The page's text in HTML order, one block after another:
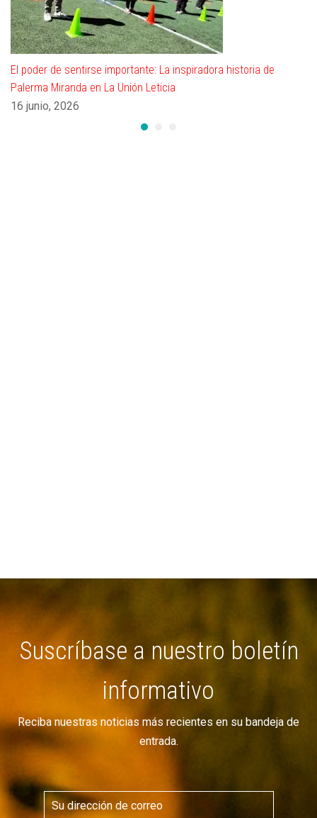
El poder de sentirse importante: La inspiradora historia de
Palerma Miranda en La Unión Leticia
16 junio, 2026
Suscríbase a nuestro boletín
informativo
Reciba nuestras noticias más recientes en su bandeja de
entrada.